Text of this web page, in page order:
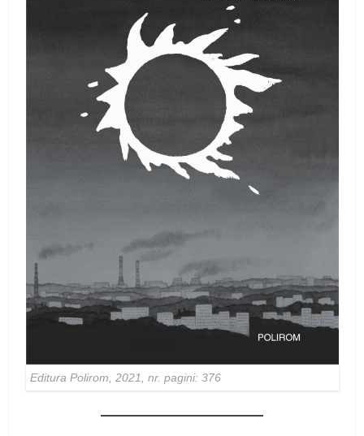
Editura Polirom, 2021, nr. pagini: 376